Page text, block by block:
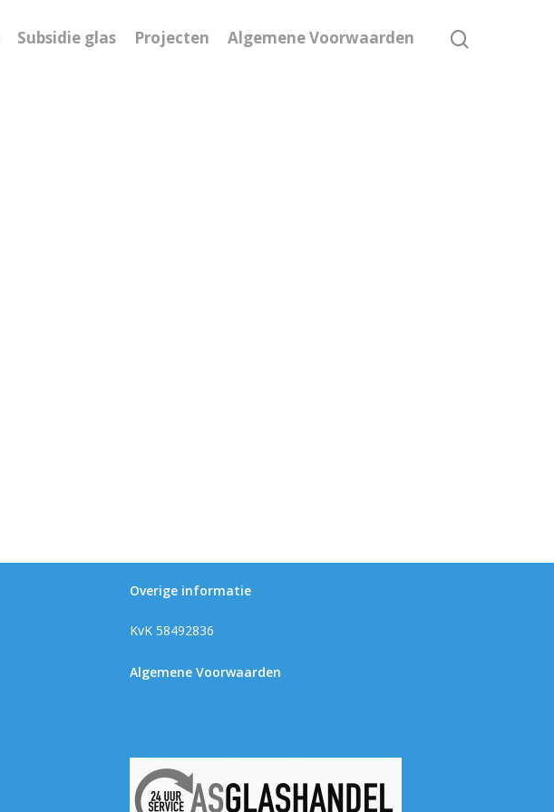
Subsidie glas Projecten Algemene Voorwaarden
Overige informatie
KvK 58492836
Algemene Voorwaarden